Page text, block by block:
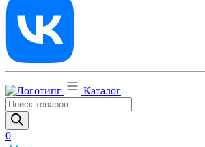
Каталог
Поиск
товаров
0